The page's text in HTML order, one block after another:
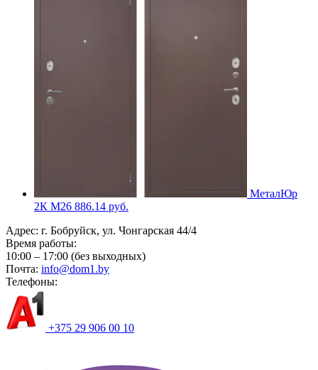
МеталЮр
2К M26 886.14 руб.
Адрес: г. Бобруйск, ул. Чонгарская 44/4
Время работы:
10:00 – 17:00 (без выходных)
Почта: info@dom1.by
Телефоны:
+375 29 906 00 10